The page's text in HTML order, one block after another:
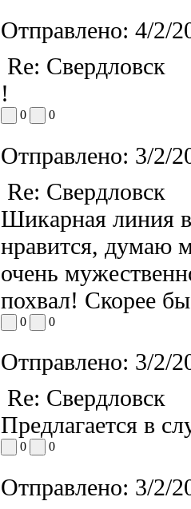
Отправлено: 4/2/
Re: Свердловск
!
0 0
Отправлено: 3/2/
Re: Свердловск
Шикарная линия
нравится, думаю
очень
похвал! Скорее
0 0
Отправлено: 3/2/
Re: Свердловск
Предлагается в
0 0
Отправлено: 3/2/